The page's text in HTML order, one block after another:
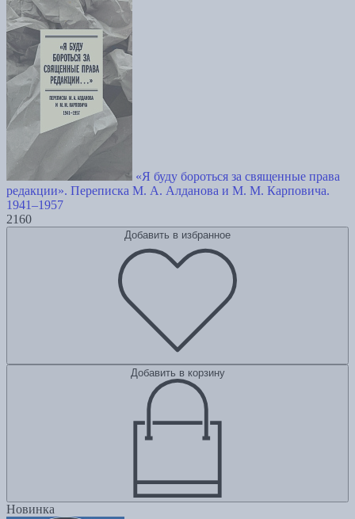
«Я буду бороться за священные права
редакции». Переписка М. А. Алданова и М. М. Карповича.
1941–1957
2160
Добавить в избранное
Добавить в корзину
Новинка